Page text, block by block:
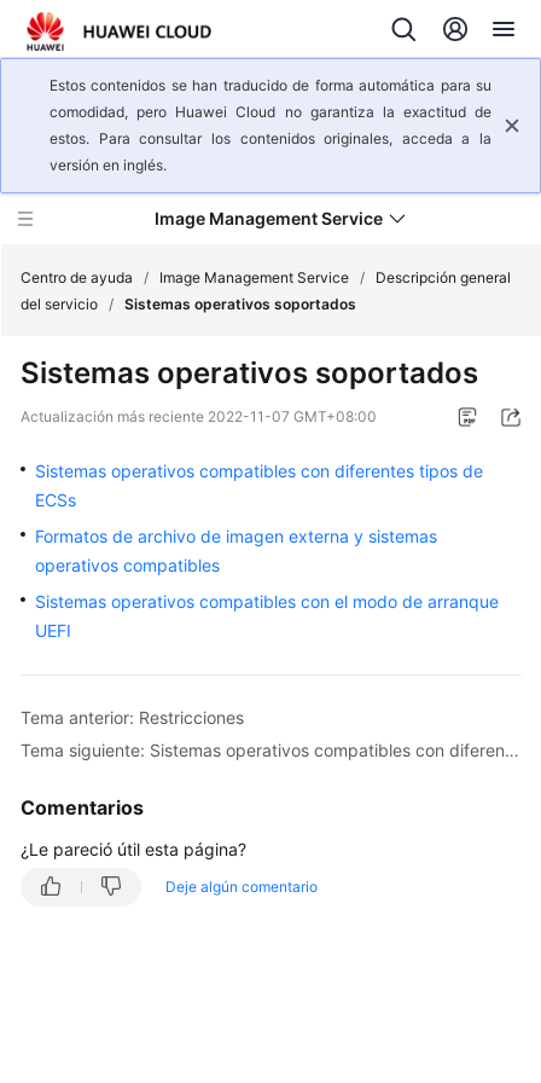
Estos contenidos se han traducido de forma automática para su
comodidad, pero Huawei Cloud no garantiza la exactitud de
estos. Para consultar los contenidos originales, acceda a la
versión en inglés.
Image Management Service
general
del
Image
Management
Service?
Escenarios
aplicación
Centro de ayuda / Image Management Service /
Descripción general
del servicio / Sistemas operativos soportados
Sistemas operativos soportados
Actualización más reciente 2022-11-07 GMT+08:00
Sistemas operativos compatibles con diferentes tipos de
ECSs
Formatos de archivo de imagen externa y sistemas
operativos compatibles
Sistemas operativos compatibles con el modo de arranque
UEFI
Tema anterior: Restricciones
Tema siguiente: Sistemas operativos compatibles con diferentes tipos de ECSs
Comentarios
¿Le pareció útil esta página?
Deje algún comentario